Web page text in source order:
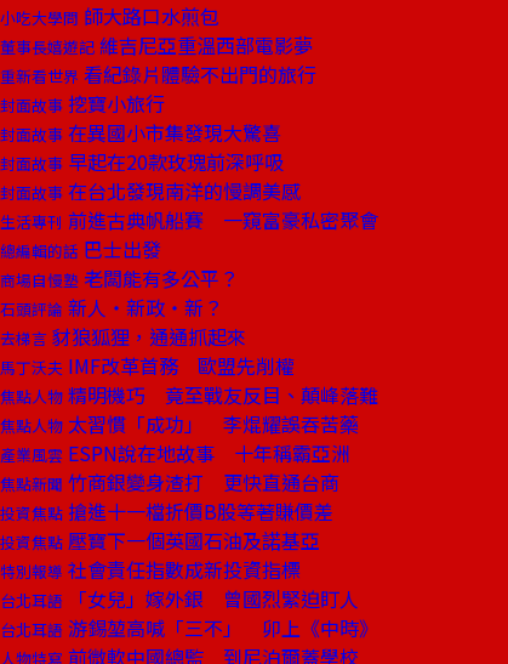
小吃大學問 師大路口水煎包
董事長嬉遊記 維吉尼亞重溫西部電影夢
重新看世界 看紀錄片體驗不出門的旅行
封面故事 挖寶小旅行
封面故事 在異國小市集發現大驚喜
封面故事 早起在20款玫瑰前深呼吸
封面故事 在台北發現南洋的慢調美感
生活專刊 前進古典帆船賽 一窺富豪私密聚會
總編輯的話 巴士出發
商場自慢塾 老闆能有多公平？
石頭評論 新人‧新政‧新？
去梯言 豺狼狐狸，通通抓起來
馬丁沃夫 IMF改革首務 歐盟先削權
焦點人物 精明機巧 竟至戰友反目、顛峰落難
焦點人物 太習慣「成功」 李焜耀誤吞苦藥
產業風雲 ESPN說在地故事 十年稱霸亞洲
焦點新聞 竹商銀變身渣打 更快直通台商
投資焦點 搶進十一檔折價B股等著賺價差
投資焦點 壓寶下一個英國石油及諾基亞
特別報導 社會責任指數成新投資指標
台北耳語 「女兒」嫁外銀 曾國烈緊迫盯人
台北耳語 游錫堃高喊「三不」 卯上《中時》
人物特寫 前微軟中國總監 到尼泊爾蓋學校